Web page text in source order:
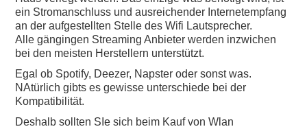
ein Stromanschluss und ausreichender Internetempfang
an der aufgestellten Stelle des Wifi Lautsprecher.
Alle gängingen Streaming Anbieter werden inzwichen
bei den meisten Herstellern unterstützt.
Egal ob Spotify, Deezer, Napster oder sonst was.
NAtürlich gibts es gewisse unterschiede bei der
Kompatibilität.
Deshalb sollten SIe sich beim Kauf von Wlan